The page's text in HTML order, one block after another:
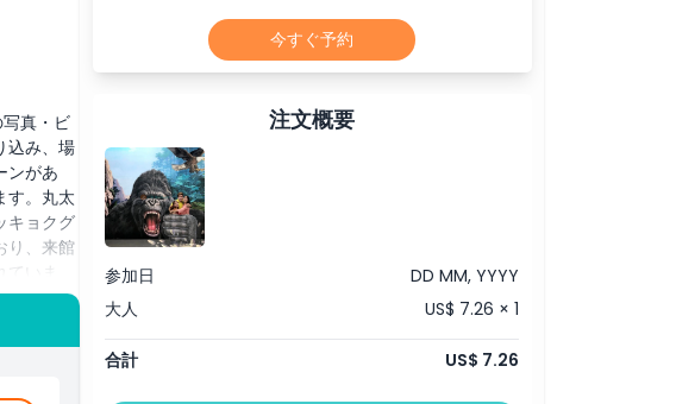
真・ビ
込み、場
ンがあ
す。丸太
キョクグ
り、来館
いま
テクノ
が実際
でも、た
今すぐ予約
注文概要
参加日
DD MM, YYYY
大人
US$ 7.26 × 1
合計 US$ 7.26